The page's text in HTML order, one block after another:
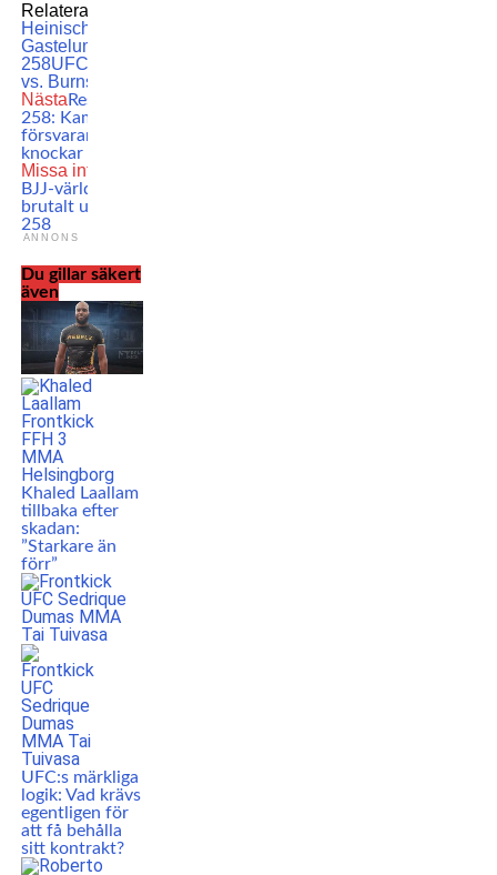
Relaterade ämnen:
Heinisch
Gastelum
258UFC 258: Usman
vs. Burns
Nästa Resultat från UFC
258: Kamaru Usman
försvarar titeln igen –
knockar Burns
Missa inte
BJJ-världsmästaren
brutalt utstrypt på UFC
258
ANNONS
Du gillar säkert
även
Khaled Laallam
tillbaka efter
skadan:
”Starkare än
förr”
UFC:s märkliga
logik: Vad krävs
egentligen för
att få behålla
sitt kontrakt?